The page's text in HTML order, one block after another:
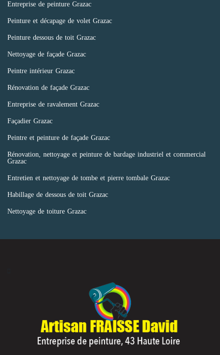
Entreprise de peinture Grazac
Peinture et décapage de volet Grazac
Peinture dessous de toit Grazac
Nettoyage de façade Grazac
Peintre intérieur Grazac
Rénovation de façade Grazac
Entreprise de ravalement Grazac
Façadier Grazac
Peintre et peinture de façade Grazac
Rénovation, nettoyage et peinture de bardage industriel et commercial
Grazac
Entretien et nettoyage de tombe et pierre tombale Grazac
Habillage de dessous de toit Grazac
Nettoyage de toiture Grazac